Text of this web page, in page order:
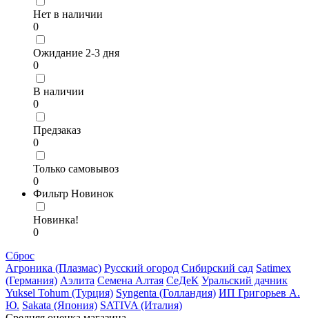
Нет в наличии
0
Ожидание 2-3 дня
0
В наличии
0
Предзаказ
0
Только самовывоз
0
Фильтр Новинок
Новинка!
0
Сброс
Агроника (Плазмас) Русский огород Сибирский сад Satimex
(Германия) Аэлита Семена Алтая СеДеК Уральский дачник
Yuksel Tohum (Турция) Syngenta (Голландия) ИП Григорьев А.
Ю. Sakata (Япония) SATIVA (Италия)